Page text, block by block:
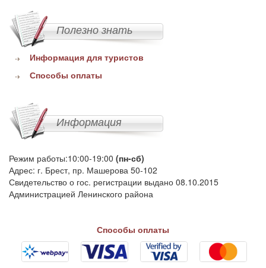
Полезно знать
Информация для туристов
Способы оплаты
Информация
Режим работы:10:00-19:00 (пн-сб)
Адрес: г. Брест, пр. Машерова 50-102
Свидетельство о гос. регистрации выдано 08.10.2015
Администрацией Ленинского района
Способы оплаты